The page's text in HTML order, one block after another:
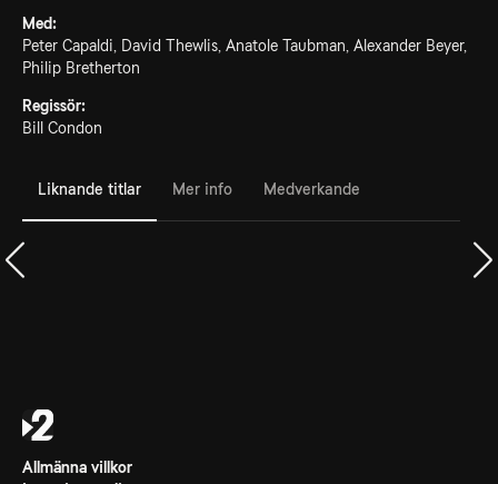
Med:
Peter Capaldi, David Thewlis, Anatole Taubman, Alexander Beyer,
Philip Bretherton
Regissör:
Bill Condon
Liknande titlar Mer info Medverkande
Allmänna villkor